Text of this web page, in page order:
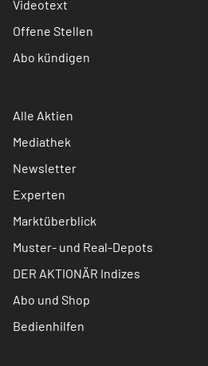
Videotext
Offene Stellen
Abo kündigen
Alle Aktien
Mediathek
Newsletter
Experten
Marktüberblick
Muster- und Real-Depots
DER AKTIONÄR Indizes
Abo und Shop
Bedienhilfen